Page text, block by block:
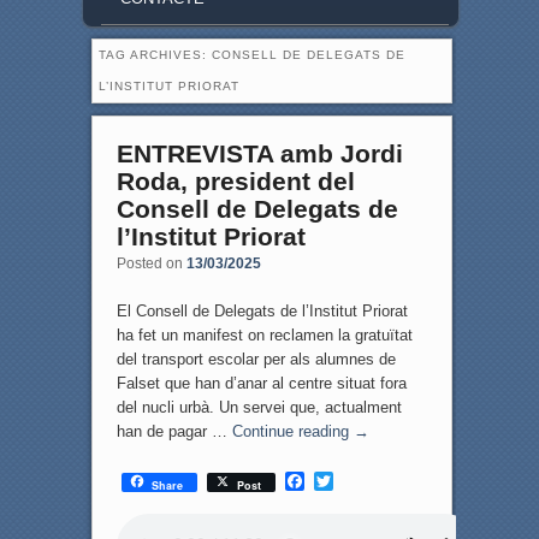
TAG ARCHIVES: CONSELL DE DELEGATS DE
L’INSTITUT PRIORAT
ENTREVISTA amb Jordi
Roda, president del
Consell de Delegats de
l’Institut Priorat
Posted on 13/03/2025
El Consell de Delegats de l’Institut Priorat
ha fet un manifest on reclamen la gratuïtat
del transport escolar per als alumnes de
Falset que han d’anar al centre situat fora
del nucli urbà. Un servei que, actualment
han de pagar … Continue reading →
Share Post
F
T